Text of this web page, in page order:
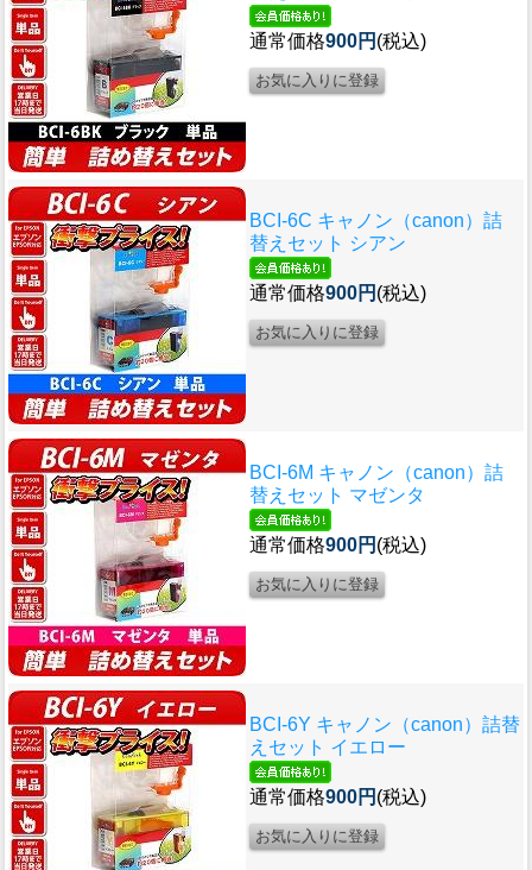
通常価格900円 (税込)
BCI-6C キャノン（canon）詰
替えセット シアン
通常価格900円 (税込)
BCI-6M キャノン（canon）詰
替えセット マゼンタ
通常価格900円 (税込)
BCI-6Y キャノン（canon）詰替
えセット イエロー
通常価格900円 (税込)